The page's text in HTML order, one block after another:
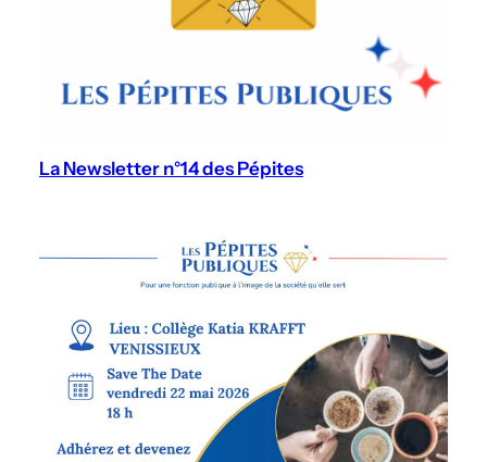
La Newsletter n°14 des Pépites